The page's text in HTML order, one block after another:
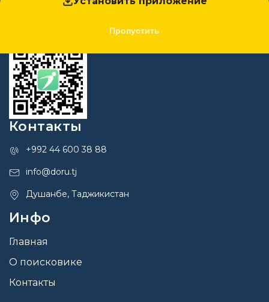
Пропустить
Контакты
+992 44 600 38 88
info@doru.tj
Душанбе, Таджикистан
Инфо
Главная
О поисковике
Контакты